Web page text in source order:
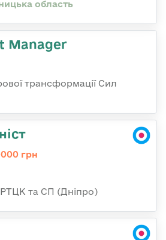
область
Manager
трансформації Сил
грн
РТЦК та СП (Дніпро)